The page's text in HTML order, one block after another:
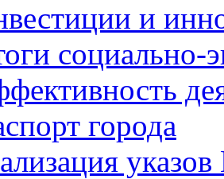
и
социально-
города